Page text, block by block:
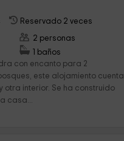
Reservado 2 veces
2 personas
1 baños
con encanto para 2
este alojamiento cuenta
otra interior. Se ha construido
casa...